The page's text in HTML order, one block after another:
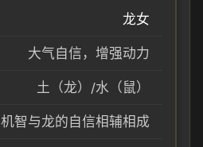
龙女
大气自信，增强动力
土（龙）/水（鼠）
智与龙的自信相辅相成